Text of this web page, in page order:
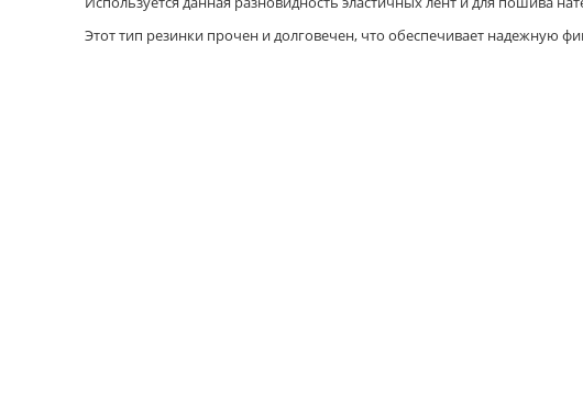
Этот тип резинки прочен и долговечен, что обеспечивает надежную